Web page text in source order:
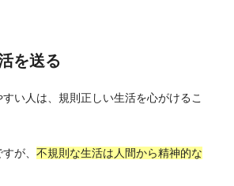
を送る
い人は、規則正しい生活を心がけるこ
が、 不規則な生活は人間から精神的な